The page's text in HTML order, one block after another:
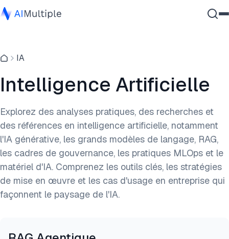
cybersécurité
Logiciel d'entreprise
Contactez-nous
IA
Intelligence Artificielle
Explorez des analyses pratiques, des recherches et
des références en intelligence artificielle, notamment
l'IA générative, les grands modèles de langage, RAG,
les cadres de gouvernance, les pratiques MLOps et le
matériel d'IA. Comprenez les outils clés, les stratégies
de mise en œuvre et les cas d'usage en entreprise qui
façonnent le paysage de l'IA.